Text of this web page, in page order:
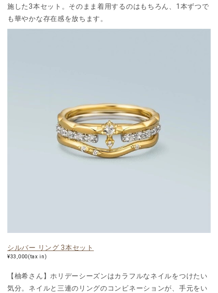
施した3本セット。そのまま着用するのはもちろん、1本ずつで
も華やかな存在感を放ちます。
シルバー リング 3本セット
¥33,000(tax in)
【柚希さん】ホリデーシーズンはカラフルなネイルをつけたい
気分。ネイルと三連のリングのコンビネーションが、手元をい